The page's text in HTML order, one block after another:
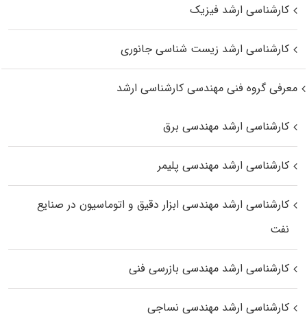
کارشناسی ارشد فیزیک
کارشناسی ارشد زیست‌ شناسی جانوری
معرفی گروه فنی مهندسی کارشناسی ارشد
کارشناسی ارشد مهندسی برق
کارشناسی ارشد مهندسی پلیمر
کارشناسی ارشد مهندسی ابزار دقیق و اتوماسیون در صنایع
نفت
کارشناسی ارشد مهندسی بازرسی فنی
کارشناسی ارشد مهندسی نساجی